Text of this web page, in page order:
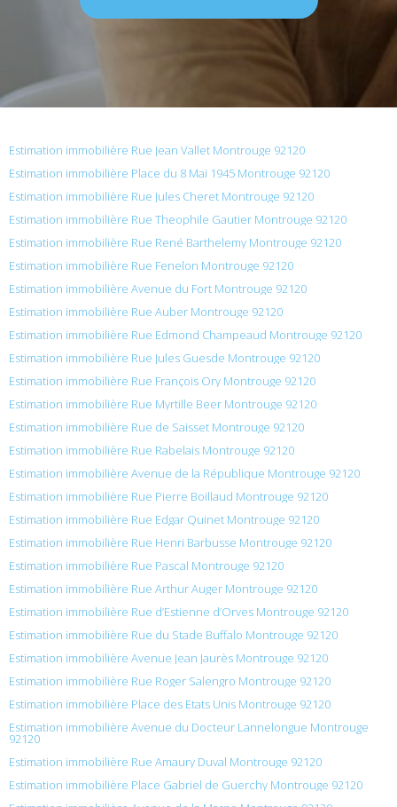
Estimation immobilière Rue Jean Vallet Montrouge 92120
Estimation immobilière Place du 8 Mai 1945 Montrouge 92120
Estimation immobilière Rue Jules Cheret Montrouge 92120
Estimation immobilière Rue Theophile Gautier Montrouge 92120
Estimation immobilière Rue René Barthelemy Montrouge 92120
Estimation immobilière Rue Fenelon Montrouge 92120
Estimation immobilière Avenue du Fort Montrouge 92120
Estimation immobilière Rue Auber Montrouge 92120
Estimation immobilière Rue Edmond Champeaud Montrouge 92120
Estimation immobilière Rue Jules Guesde Montrouge 92120
Estimation immobilière Rue François Ory Montrouge 92120
Estimation immobilière Rue Myrtille Beer Montrouge 92120
Estimation immobilière Rue de Saisset Montrouge 92120
Estimation immobilière Rue Rabelais Montrouge 92120
Estimation immobilière Avenue de la République Montrouge 92120
Estimation immobilière Rue Pierre Boillaud Montrouge 92120
Estimation immobilière Rue Edgar Quinet Montrouge 92120
Estimation immobilière Rue Henri Barbusse Montrouge 92120
Estimation immobilière Rue Pascal Montrouge 92120
Estimation immobilière Rue Arthur Auger Montrouge 92120
Estimation immobilière Rue d’Estienne d’Orves Montrouge 92120
Estimation immobilière Rue du Stade Buffalo Montrouge 92120
Estimation immobilière Avenue Jean Jaurès Montrouge 92120
Estimation immobilière Rue Roger Salengro Montrouge 92120
Estimation immobilière Place des Etats Unis Montrouge 92120
Estimation immobilière Avenue du Docteur Lannelongue Montrouge
92120
Estimation immobilière Rue Amaury Duval Montrouge 92120
Estimation immobilière Place Gabriel de Guerchy Montrouge 92120